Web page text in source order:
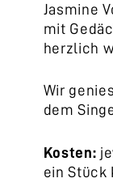
Jasmine
mit
herzlich
Wir
dem
Kosten:
ein Stück